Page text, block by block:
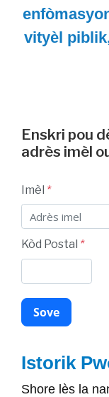
vityèl
Enskri pou
adrès imèl
Imèl *
Kòd Postal *
Istorik
Shore lès la